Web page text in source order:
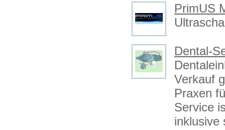
PrimUS
Dental-
Verkauf
Praxen
Service
inklusive